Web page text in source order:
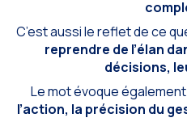
C’est aussi le reflet de ce
reprendre de l’élan
décisions,
Le mot évoque également
l’action, la précision du